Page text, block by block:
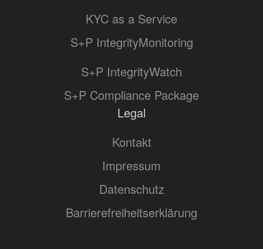
KYC as a Service
S+P IntegrityMonitoring
S+P IntegrityWatch
S+P Compliance Package
Legal
Kontakt
Impressum
Datenschutz
Barrierefreiheitserklärung